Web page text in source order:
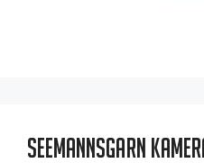
Seemannsgarn